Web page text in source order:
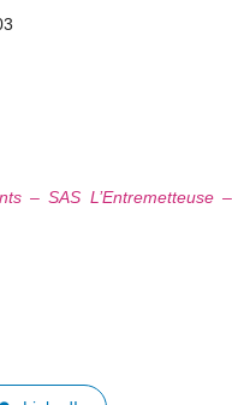
– SAS L’Entremetteuse –